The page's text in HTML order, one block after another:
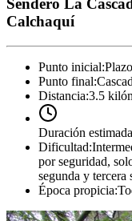
Sendero La
Calchaquí
Punto inicial:
Punto final:
Distancia:3.5
Duración estimada
Dificultad:
por seguridad,
segunda y tercera
Época propicia: